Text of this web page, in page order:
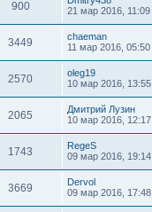
900
21 мар 2016, 11:09
3449
chaeman
11 мар 2016, 05:50
2570
oleg19
10 мар 2016, 13:55
2065
Дмитрий Лузин
10 мар 2016, 12:17
1743
RegeS
09 мар 2016, 19:14
3669
Dervol
09 мар 2016, 17:48